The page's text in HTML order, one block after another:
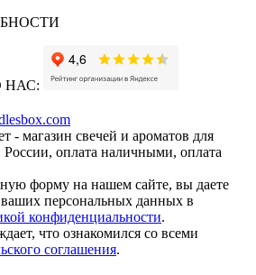
НАС:
- магазин свечей и ароматов для
России, оплата наличными, оплата
форму на нашем сайте, вы даете
ваших персональных данных в
конфиденциальности.
что ознакомился со всеми
соглашения.